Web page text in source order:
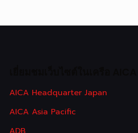
AICA Headquarter Japan
AICA Asia Pacific